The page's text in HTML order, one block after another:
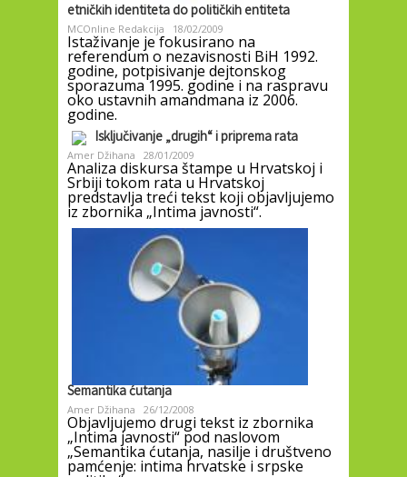
etničkih identiteta do političkih entiteta
MCOnline Redakcija 18/02/2009
Istaživanje je fokusirano na
referendum o nezavisnosti BiH 1992.
godine, potpisivanje dejtonskog
sporazuma 1995. godine i na raspravu
oko ustavnih amandmana iz 2006.
godine.
Isključivanje „drugih“ i priprema rata
Amer Džihana 28/01/2009
Analiza diskursa štampe u Hrvatskoj i
Srbiji tokom rata u Hrvatskoj
predstavlja treći tekst koji objavljujemo
iz zbornika „Intima javnosti“.
Semantika ćutanja
Amer Džihana 26/12/2008
Objavljujemo drugi tekst iz zbornika
„Intima javnosti“ pod naslovom
„Semantika ćutanja, nasilje i društveno
pamćenje: intima hrvatske i srpske